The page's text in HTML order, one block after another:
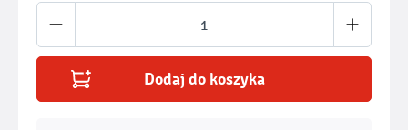
Ilość produktu: Wprowadź żądaną ilość
Dodaj do koszyka